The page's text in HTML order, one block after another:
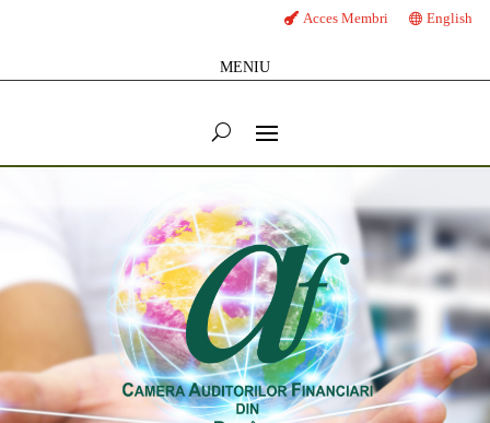
Acces Membri English
MENIU